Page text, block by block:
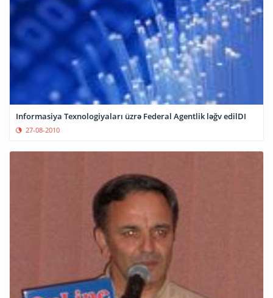
Informasiya Texnologiyaları üzrə Federal Agentlik ləğv edilDI
27-08-2010